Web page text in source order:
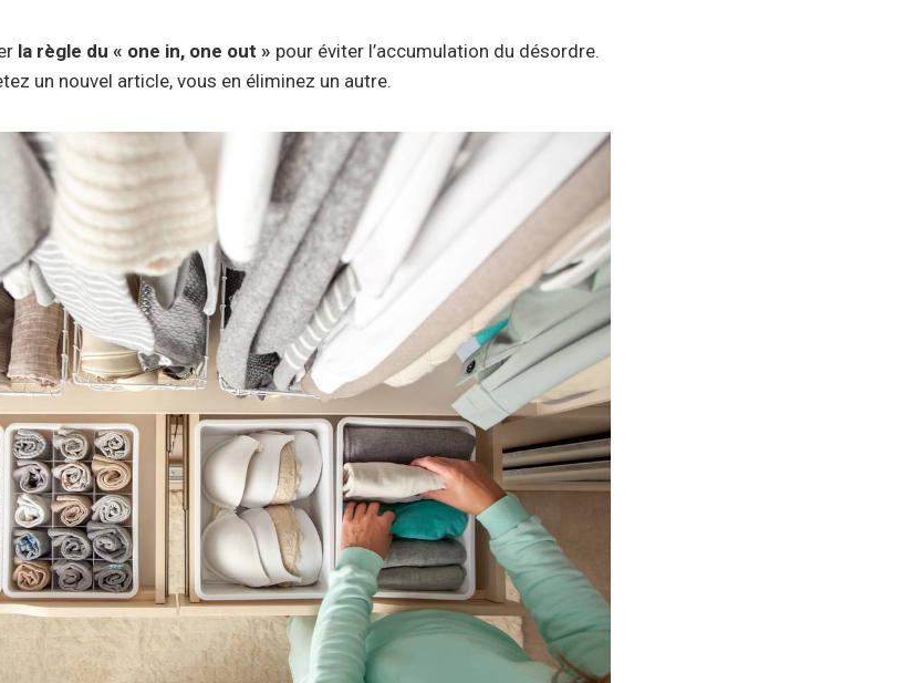
la règle du « one in, one out » pour éviter l’accumulation du désordre.
un nouvel article, vous en éliminez un autre.